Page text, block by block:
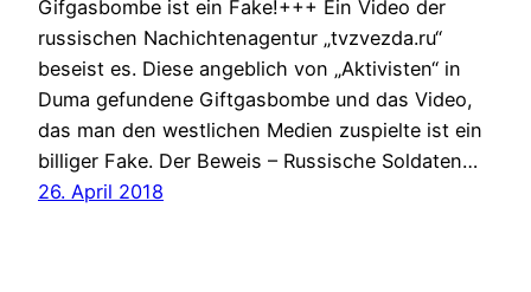
Gifgasbombe ist ein Fake!+++ Ein Video der
russischen Nachichtenagentur „tvzvezda.ru“
beseist es. Diese angeblich von „Aktivisten“ in
Duma gefundene Giftgasbombe und das Video,
das man den westlichen Medien zuspielte ist ein
billiger Fake. Der Beweis – Russische Soldaten…
26. April 2018